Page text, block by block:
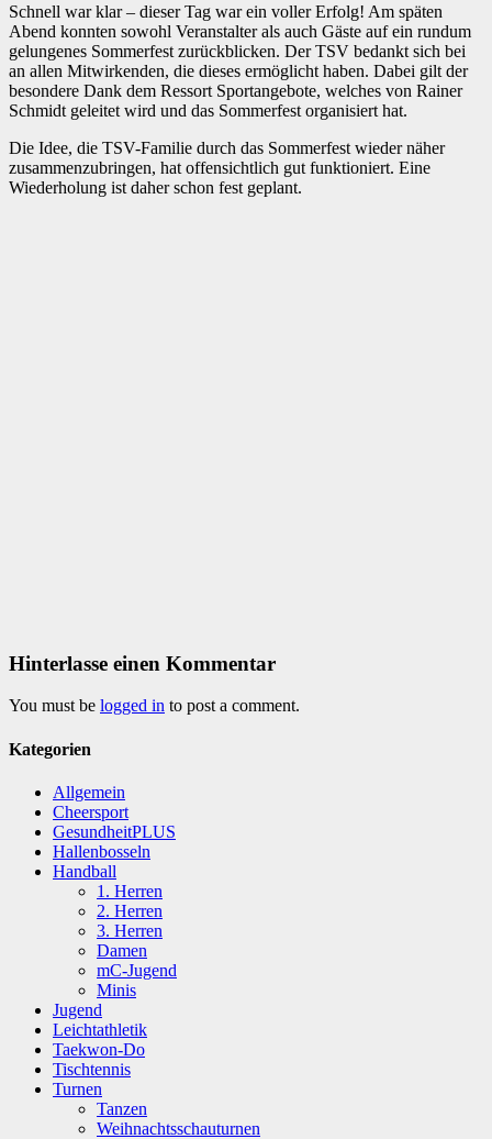
Schnell war klar – dieser Tag war ein voller Erfolg! Am späten
Abend konnten sowohl Veranstalter als auch Gäste auf ein rundum
gelungenes Sommerfest zurückblicken. Der TSV bedankt sich bei
an allen Mitwirkenden, die dieses ermöglicht haben. Dabei gilt der
besondere Dank dem Ressort Sportangebote, welches von Rainer
Schmidt geleitet wird und das Sommerfest organisiert hat.
Die Idee, die TSV-Familie durch das Sommerfest wieder näher
zusammenzubringen, hat offensichtlich gut funktioniert. Eine
Wiederholung ist daher schon fest geplant.
Hinterlasse einen Kommentar
You must be logged in to post a comment.
Kategorien
Allgemein
Cheersport
GesundheitPLUS
Hallenbosseln
Handball
1. Herren
2. Herren
3. Herren
Damen
mC-Jugend
Minis
Jugend
Leichtathletik
Taekwon-Do
Tischtennis
Turnen
Tanzen
Weihnachtsschauturnen